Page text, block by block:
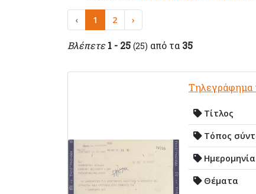
‹ 1 2 ›
Βλέπετε 1 - 25 (25) από τα 35
Τηλεγράφημα
Τίτλος
Τόπος
Θέματα